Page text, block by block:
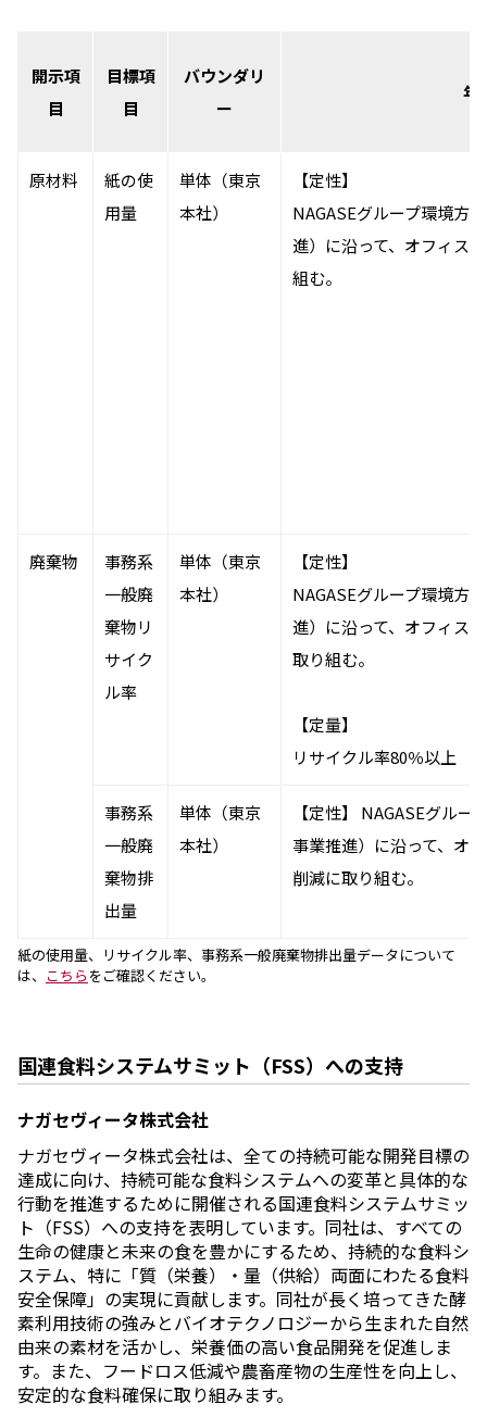
IRライブラリー
個人株主・投資家の皆様へ
株主・株式情報
サステナビリティ
NAGASEグループのサステナビリティ
NAGASEグループ採用情報
開示項
目
目標項
目
バウンダリ
ー
年
原材料
紙の使
用量
単体（東京
本社）
【定性】
NAGASEグループ環境方
進）に沿って、オフィス
組む。
廃棄物
事務系
一般廃
棄物リ
サイク
ル率
単体（東京
本社）
【定性】
NAGASEグループ環境方
進）に沿って、オフィス
取り組む。
【定量】
リサイクル率80％以上
事務系
一般廃
棄物排
出量
単体（東京
本社）
【定性】 NAGASEグル
事業推進）に沿って、オ
削減に取り組む。
紙の使用量、リサイクル率、事務系一般廃棄物排出量データについて
は、 こちらをご確認ください。
国連食料システムサミット（FSS）への支持
ナガセヴィータ株式会社
ナガセヴィータ株式会社は、全ての持続可能な開発目標の
達成に向け、持続可能な食料システムへの変革と具体的な
行動を推進するために開催される国連食料システムサミッ
ト（FSS）への支持を表明しています。同社は、すべての
生命の健康と未来の食を豊かにするため、持続的な食料シ
ステム、特に「質（栄養）・量（供給）両面にわたる食料
安全保障」の実現に貢献します。同社が長く培ってきた酵
素利用技術の強みとバイオテクノロジーから生まれた自然
由来の素材を活かし、栄養価の高い食品開発を促進しま
す。また、フードロス低減や農畜産物の生産性を向上し、
安定的な食料確保に取り組みます。